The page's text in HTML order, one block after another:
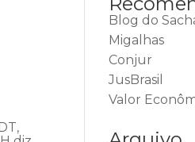
Blog do
Migalhas
Conjur
JusBrasil
Valor